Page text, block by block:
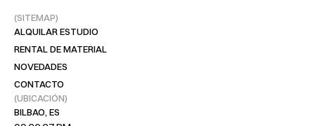
(SITEMAP)
ALQUILAR ESTUDIO
RENTAL DE MATERIAL
NOVEDADES
CONTACTO
(UBICACIÓN)
BILBAO, ES